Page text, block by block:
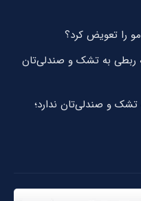
را تعویض کرد؟
ربطی به تشک و صندلی‌تان
و صندلی‌تان ندارد؛